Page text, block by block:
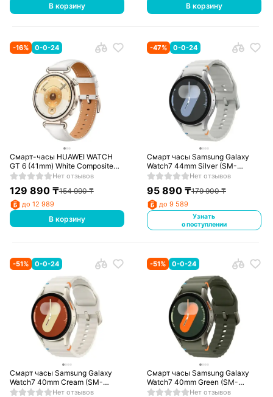
В корзину В корзину
-16% 0-0-24
Смарт-часы HUAWEI WATCH
GT 6 (41mm) White Composite
Leather StrapНет отзывов
129 890₸154 990₸
до 12 989
В корзину
-47% 0-0-24
Смарт часы Samsung Galaxy
Watch7 44mm Silver (SM-
L310NZSACIS)Нет отзывов
95 890 ₸179 900₸
до 9 589
Узнать
о поступлении
-51% 0-0-24
Смарт часы Samsung Galaxy
Watch7 40mm Cream (SM-
L300NZEACIS)Нет отзывов
-51% 0-0-24
Смарт часы Samsung Galaxy
Watch7 40mm Green (SM-
L300NZGACIS)Нет отзывов